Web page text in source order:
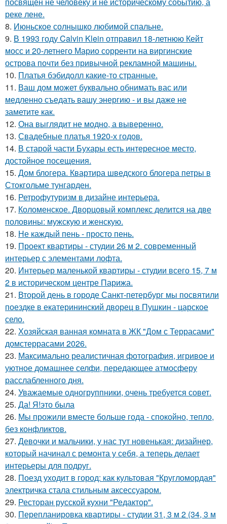
реке лене.
8. Июньское солнышко любимой спальне.
9. В 1993 году Calvin Klein отправил 18-летнюю Кейт
мосс и 20-летнего Марио сорренти на виргинские
острова почти без привычной рекламной машины.
10. Платья бэбидолл какие-то странные.
11. Ваш дом может буквально обнимать вас или
медленно съедать вашу энергию - и вы даже не
заметите как.
12. Она выглядит не модно, а выверенно.
13. Свадебные платья 1920-х годов.
14. В старой части Бухары есть интересное место,
достойное посещения.
15. Дом блогера. Квартира шведского блогера петры в
Стокгольме тунгарден.
16. Ретрофутуризм в дизайне интерьера.
17. Коломенское. Дворцовый комплекс делится на две
половины: мужскую и женскую.
18. Не каждый пень - просто пень.
19. Проект квартиры - студии 26 м 2. современный
интерьер с элементами лофта.
20. Интерьер маленькой квартиры - студии всего 15, 7 м
2 в историческом центре Парижа.
21. Второй день в городе Санкт-петербург мы посвятили
поездке в екатерининский дворец в Пушкин - царское
село.
22. Хозяйская ванная комната в ЖК "Дом с Террасами"
домстеррасами 2026.
23. Максимально реалистичная фотография, игривое и
уютное домашнее селфи, передающее атмосферу
расслабленного дня.
24. Уважаемые одногруппники, очень требуется совет.
25. Да! Я!это была
26. Мы прожили вместе больше года - спокойно, тепло,
без конфликтов.
27. Девочки и мальчики, у нас тут новенькая: дизайнер,
который начинал с ремонта у себя, а теперь делает
интерьеры для подруг.
28. Поезд уходит в город: как культовая "Кругломордая"
электричка стала стильным аксессуаром.
29. Ресторан русской кухни "Редактор".
30. Перепланировка квартиры - студии 31, 3 м 2 (34, 3 м